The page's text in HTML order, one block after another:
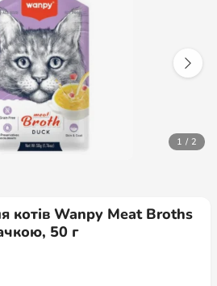
1 / 2
котів Wanpy Meat Broths
50 г